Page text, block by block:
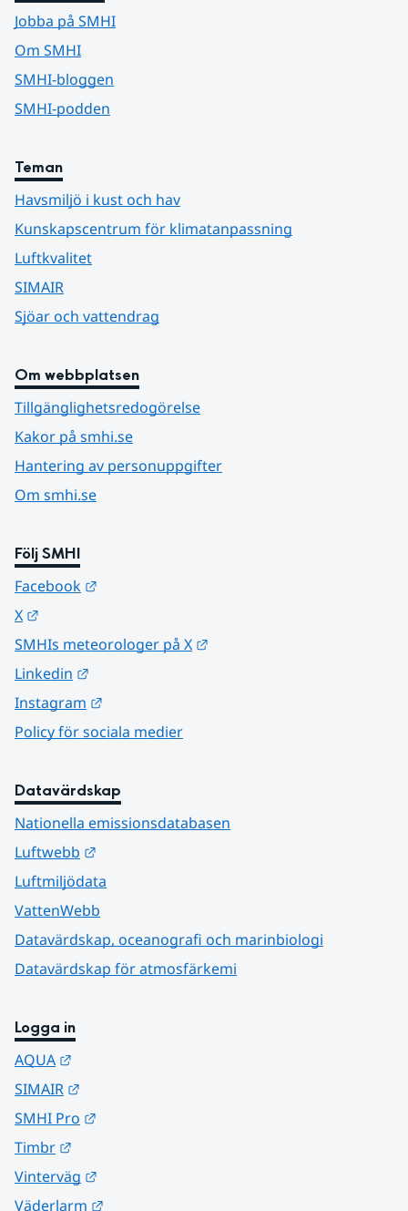
Jobba på SMHI
Om SMHI
SMHI-bloggen
SMHI-podden
Teman
Havsmiljö i kust och hav
Kunskapscentrum för klimatanpassning
Luftkvalitet
SIMAIR
Sjöar och vattendrag
Om webbplatsen
Tillgänglighetsredogörelse
Kakor på smhi.se
Hantering av personuppgifter
Om smhi.se
Följ SMHI
Facebook
X
SMHIs meteorologer på X
Linkedin
Instagram
Policy för sociala medier
Datavärdskap
Nationella emissionsdatabasen
Luftwebb
Luftmiljödata
VattenWebb
Datavärdskap, oceanografi och marinbiologi
Datavärdskap för atmosfärkemi
Logga in
AQUA
SIMAIR
SMHI Pro
Timbr
Vinterväg
Väderlarm